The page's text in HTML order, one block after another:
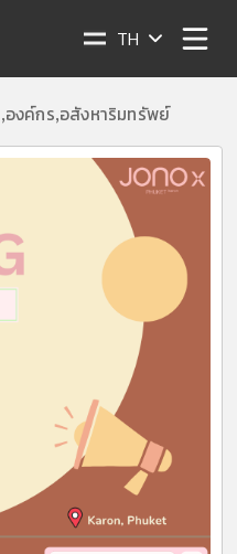
TH
,องค์กร,อสังหาริมทรัพย์